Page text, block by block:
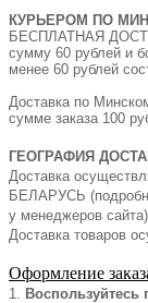
КУРЬЕРОМ ПО
БЕСПЛАТНАЯ
сумму 60 рублей и
менее 60 рублей
Доставка по
сумме заказа 100
ГЕОГРАФИЯ
Доставка
БЕЛАРУСЬ
у менеджеров сайта)
Доставка товаров
Оформление
1.